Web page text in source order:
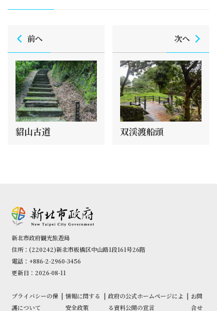
前へ
貂山古道
次へ
双渓渡船頭
新北市政府観光旅遊局
住所：(220242)新北市板橋区中山路1段161号26階
電話：+886-2-2960-3456
更新日：2026-08-11
プライバシーの保
護について
| 情報に関する
安全政策
| 政府の公式ホームページによ
る資料公開の宣言
| お問
合せ